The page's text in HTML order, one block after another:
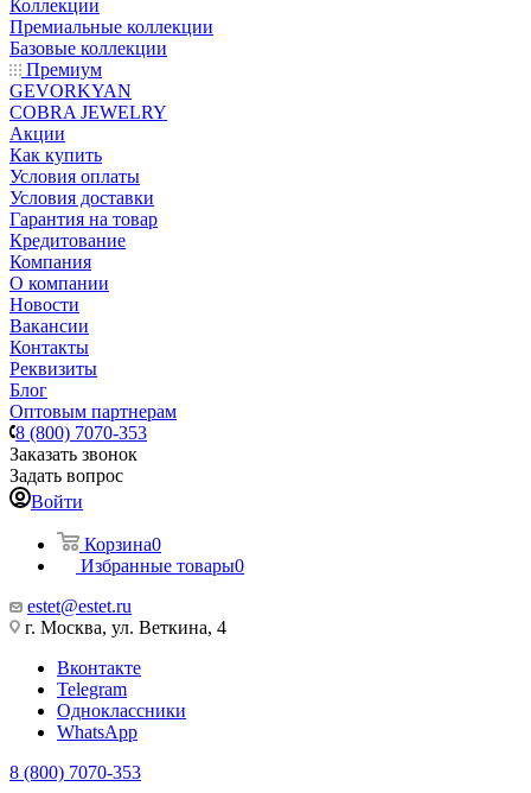
Коллекции
Премиальные коллекции
Базовые коллекции
Премиум
GEVORKYAN
COBRA JEWELRY
Акции
Как купить
Условия оплаты
Условия доставки
Гарантия на товар
Кредитование
Компания
О компании
Новости
Вакансии
Контакты
Реквизиты
Блог
Оптовым партнерам
8 (800) 7070-353
Заказать звонок
Задать вопрос
Войти
Корзина0
Избранные товары0
estet@estet.ru
г. Москва, ул. Веткина, 4
Вконтакте
Telegram
Одноклассники
WhatsApp
8 (800) 7070-353